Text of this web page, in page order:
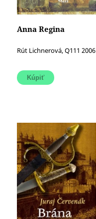
Anna Regina
Rút Lichnerová, Q111 2006